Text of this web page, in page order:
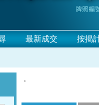
最新成交 按揭
,